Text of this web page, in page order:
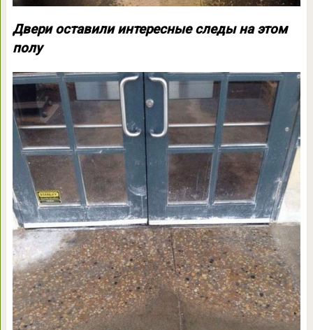
Двери оставили интересные следы на этом
полу